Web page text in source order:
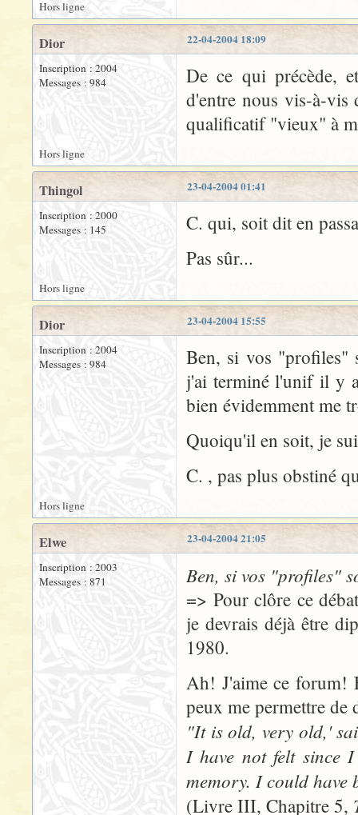
Hors ligne
22-04-2004 18:09
Dior
Inscription : 2004
Messages : 984
De ce qui précède,
d'entre nous vis-à-vis
qualificatif "vieux" à
Hors ligne
23-04-2004 01:41
Thingol
Inscription : 2000
Messages : 145
C. qui, soit dit en
Pas sûr...
Hors ligne
23-04-2004 15:55
Dior
Inscription : 2004
Messages : 984
Ben, si vos "profiles"
j'ai terminé l'unif il y
bien évidemment me
Quoiqu'il en soit, je
C. , pas plus obstiné
Hors ligne
23-04-2004 21:05
Elwe
Inscription : 2003
Messages : 871
Ben, si vos "profiles"
=> Pour clôre ce
je devrais déjà être
1980.
Ah! J'aime ce forum!
peux me permettre de
"It is old, very old,'
I have not felt since
memory. I could have
(Livre III, Chapitre 5,